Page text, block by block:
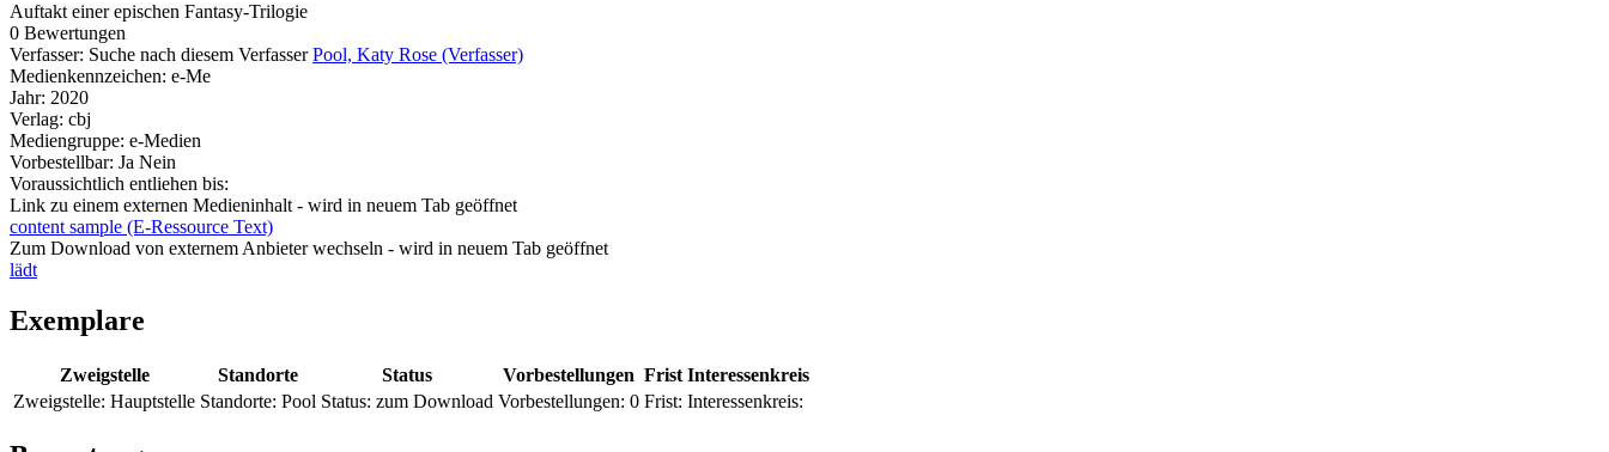
Auftakt einer epischen Fantasy-Trilogie
0 Bewertungen
Verfasser: Suche nach diesem Verfasser Pool, Katy Rose (Verfasser)
Medienkennzeichen: e-Me
Jahr: 2020
Verlag: cbj
Mediengruppe: e-Medien
Vorbestellbar: Ja Nein
Voraussichtlich entliehen bis:
Link zu einem externen Medieninhalt - wird in neuem Tab geöffnet
content sample (E-Ressource Text)
Zum Download von externem Anbieter wechseln - wird in neuem Tab geöffnet
lädt
Exemplare
Zweigstelle Standorte Status Vorbestellungen Frist Interessenkreis
Zweigstelle: Hauptstelle Standorte: Pool Status: zum Download Vorbestellungen: 0 Frist: Interessenkreis: